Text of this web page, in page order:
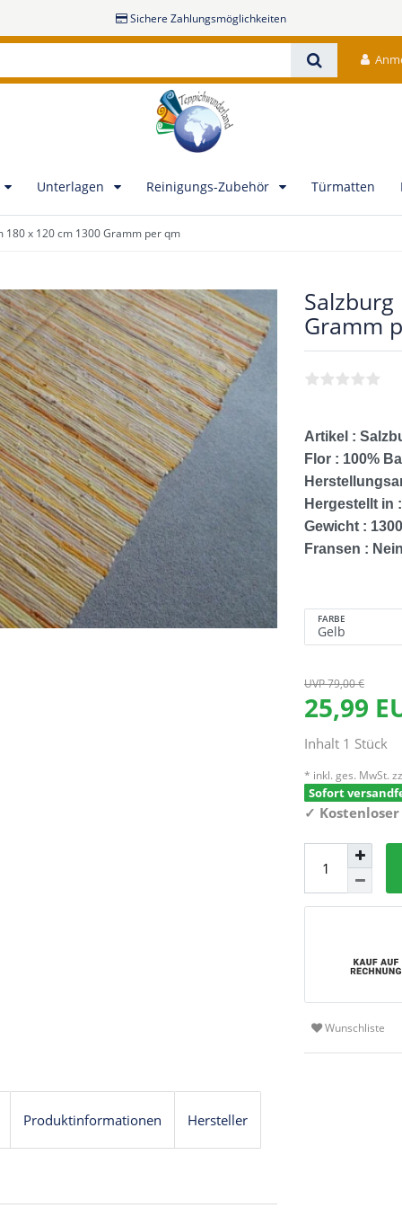
Sichere Zahlungsmöglichkeiten
Unterlagen Reinigungs-Zubehör Türmatten
180 x 120 cm 1300 Gramm per qm
Gramm
Artikel :
Flor : 100%
Hergestellt in
Gewicht :
Fransen :
FARBE
UVP 79,00 €
25,99
Inhalt 1 Stück
* inkl. ges. MwSt.
Sofort
✓
Wunschliste
Produktinformationen Hersteller